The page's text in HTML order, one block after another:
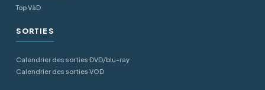
Top VàD
SORTIES
Calendrier des sorties DVD/blu-ray
Calendrier des sorties VOD